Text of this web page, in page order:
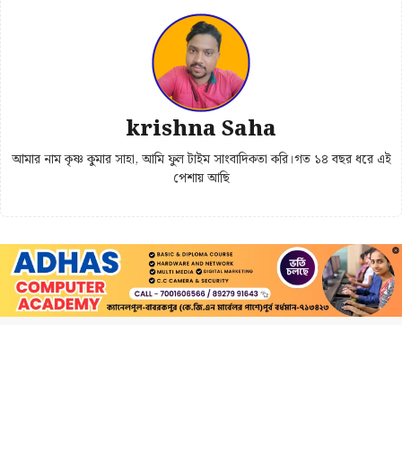
krishna Saha
আমার নাম কৃষ্ণ কুমার সাহা, আমি ফুল টাইম সাংবাদিকতা করি।গত ১৪ বছর ধরে এই
পেশায় আছি